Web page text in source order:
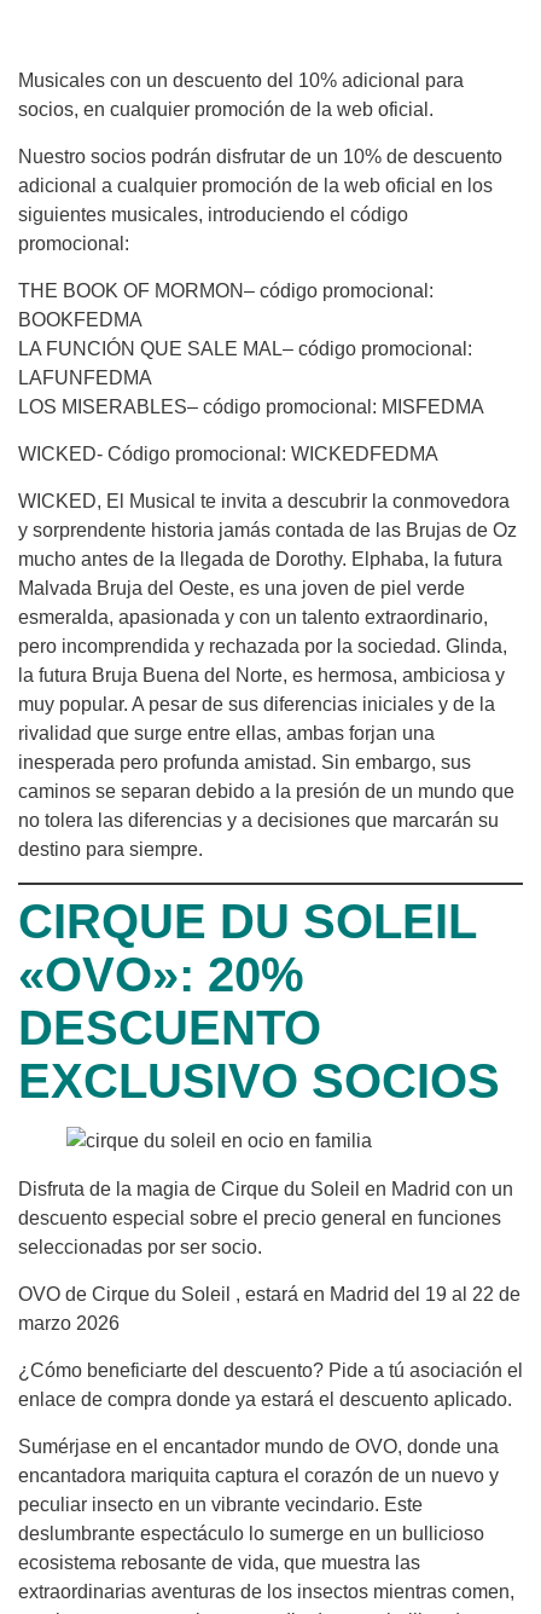
Musicales con un descuento del 10% adicional para
socios, en cualquier promoción de la web oficial.
Nuestro socios podrán disfrutar de un 10% de descuento
adicional a cualquier promoción de la web oficial en los
siguientes musicales, introduciendo el código
promocional:
THE BOOK OF MORMON– código promocional:
BOOKFEDMA
LA FUNCIÓN QUE SALE MAL– código promocional:
LAFUNFEDMA
LOS MISERABLES– código promocional: MISFEDMA
WICKED- Código promocional: WICKEDFEDMA
WICKED, El Musical te invita a descubrir la conmovedora
y sorprendente historia jamás contada de las Brujas de Oz
mucho antes de la llegada de Dorothy. Elphaba, la futura
Malvada Bruja del Oeste, es una joven de piel verde
esmeralda, apasionada y con un talento extraordinario,
pero incomprendida y rechazada por la sociedad. Glinda,
la futura Bruja Buena del Norte, es hermosa, ambiciosa y
muy popular. A pesar de sus diferencias iniciales y de la
rivalidad que surge entre ellas, ambas forjan una
inesperada pero profunda amistad. Sin embargo, sus
caminos se separan debido a la presión de un mundo que
no tolera las diferencias y a decisiones que marcarán su
destino para siempre.
CIRQUE DU SOLEIL
«OVO»: 20%
DESCUENTO
EXCLUSIVO SOCIOS
Disfruta de la magia de Cirque du Soleil en Madrid con un
descuento especial sobre el precio general en funciones
seleccionadas por ser socio.
OVO de Cirque du Soleil , estará en Madrid del 19 al 22 de
marzo 2026
¿Cómo beneficiarte del descuento? Pide a tú asociación el
enlace de compra donde ya estará el descuento aplicado.
Sumérjase en el encantador mundo de OVO, donde una
encantadora mariquita captura el corazón de un nuevo y
peculiar insecto en un vibrante vecindario. Este
deslumbrante espectáculo lo sumerge en un bullicioso
ecosistema rebosante de vida, que muestra las
extraordinarias aventuras de los insectos mientras comen,